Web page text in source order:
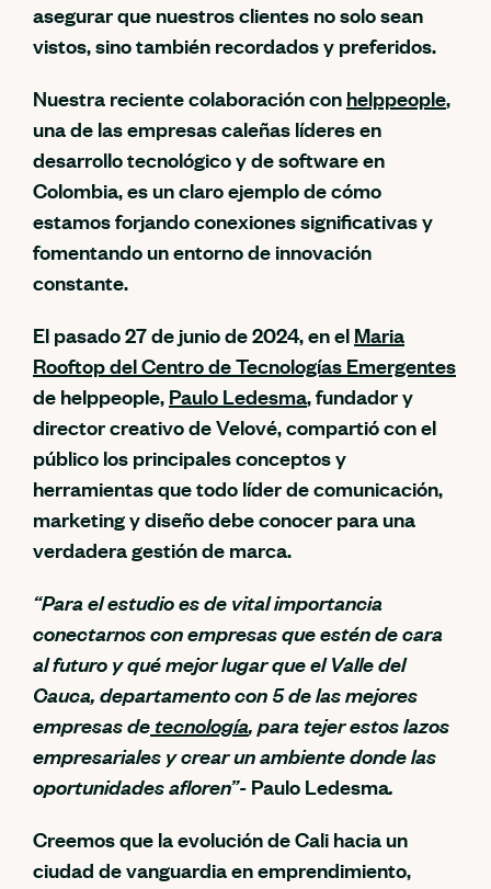
asegurar que nuestros clientes no solo sean
vistos, sino también recordados y preferidos.
Nuestra reciente colaboración con helppeople,
una de las empresas caleñas líderes en
desarrollo tecnológico y de software en
Colombia, es un claro ejemplo de cómo
estamos forjando conexiones significativas y
fomentando un entorno de innovación
constante.
El pasado 27 de junio de 2024, en el Maria
Rooftop del Centro de Tecnologías Emergentes
de helppeople, Paulo Ledesma, fundador y
director creativo de Velové, compartió con el
público los principales conceptos y
herramientas que todo líder de comunicación,
marketing y diseño debe conocer para una
verdadera gestión de marca.
“Para el estudio es de vital importancia
conectarnos con empresas que estén de cara
al futuro y qué mejor lugar que el Valle del
Cauca, departamento con 5 de las mejores
empresas de tecnología, para tejer estos lazos
empresariales y crear un ambiente donde las
oportunidades afloren”- Paulo Ledesma.
Creemos que la evolución de Cali hacia un
ciudad de vanguardia en emprendimiento,